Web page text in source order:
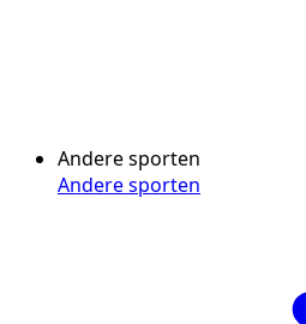
Andere sporten
Andere sporten